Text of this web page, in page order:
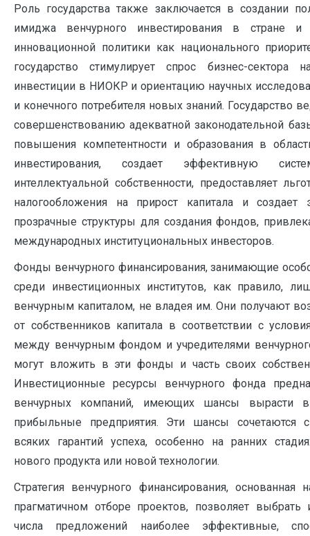
Роль государства также заключается в создании
имиджа венчурного инвестирования в стране и
инновационной политики как национального
государство стимулирует спрос бизнес-сектора
инвестиции в НИОКР и ориентацию научных
и конечного потребителя новых знаний. Государство
совершенствованию адекватной законодательной
повышения компетентности и образования в
инвестирования, создает эффективную
интеллектуальной собственности, предоставляет
налогообложения на прирост капитала и создает
прозрачные структуры для создания фондов,
международных институциональных инвесторов.
Фонды венчурного финансирования, занимающие
среди инвестиционных ин­ститутов, как правило,
венчурным капиталом, не владея им. Они получают
от собственников капитала в соответствии с
между венчурным фон­дом и учредителями
могут вложить в эти фонды и часть своих
Инвестиционные ресурсы венчурного фонда
венчурных компаний, имеющих шансы вырасти
прибыльные предприятия. Эти шансы сочетаются с
всяких гарантий успеха, особенно на ранних
нового продукта или новой тех­нологии.
Стратегия венчурного финансирования,
прагматичном отборе проек­тов, позволяет выбрать
числа предложений наиболее эффективные,